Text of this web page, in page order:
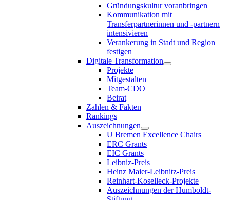
Gründungskultur voranbringen
Kommunikation mit
Transferpartnerinnen und -partnern
intensivieren
Verankerung in Stadt und Region
festigen
Digitale Transformation
Projekte
Mitgestalten
Team-CDO
Beirat
Zahlen & Fakten
Rankings
Auszeichnungen
U Bremen Excellence Chairs
ERC Grants
EIC Grants
Leibniz-Preis
Heinz Maier-Leibnitz-Preis
Reinhart-Koselleck-Projekte
Auszeichnungen der Humboldt-